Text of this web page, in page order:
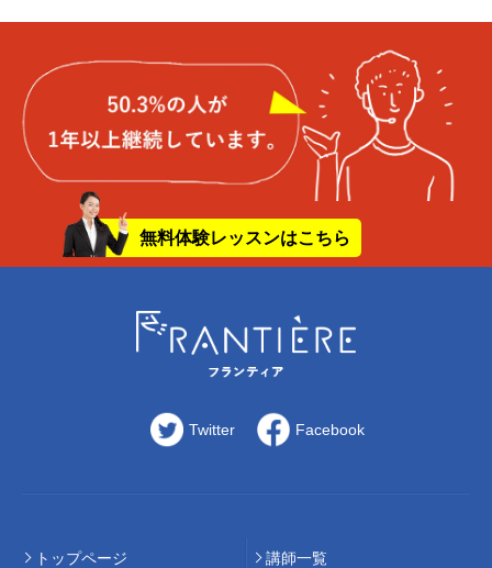
無料体験レッスンはこちら
Twitter Facebook
トップページ
講師⼀覧